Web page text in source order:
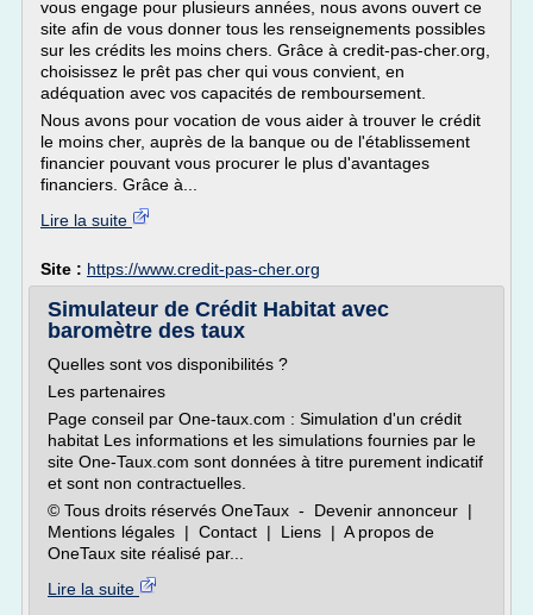
vous engage pour plusieurs années, nous avons ouvert ce
site afin de vous donner tous les renseignements possibles
sur les crédits les moins chers. Grâce à credit-pas-cher.org,
choisissez le prêt pas cher qui vous convient, en
adéquation avec vos capacités de remboursement.
Nous avons pour vocation de vous aider à trouver le crédit
le moins cher, auprès de la banque ou de l'établissement
financier pouvant vous procurer le plus d'avantages
financiers. Grâce à...
Lire la suite
Site : https://www.credit-pas-cher.org
Simulateur de Crédit Habitat avec
baromètre des taux
Quelles sont vos disponibilités ?
Les partenaires
Page conseil par One-taux.com : Simulation d'un crédit
habitat Les informations et les simulations fournies par le
site One-Taux.com sont données à titre purement indicatif
et sont non contractuelles.
© Tous droits réservés OneTaux - Devenir annonceur |
Mentions légales | Contact | Liens | A propos de
OneTaux site réalisé par...
Lire la suite